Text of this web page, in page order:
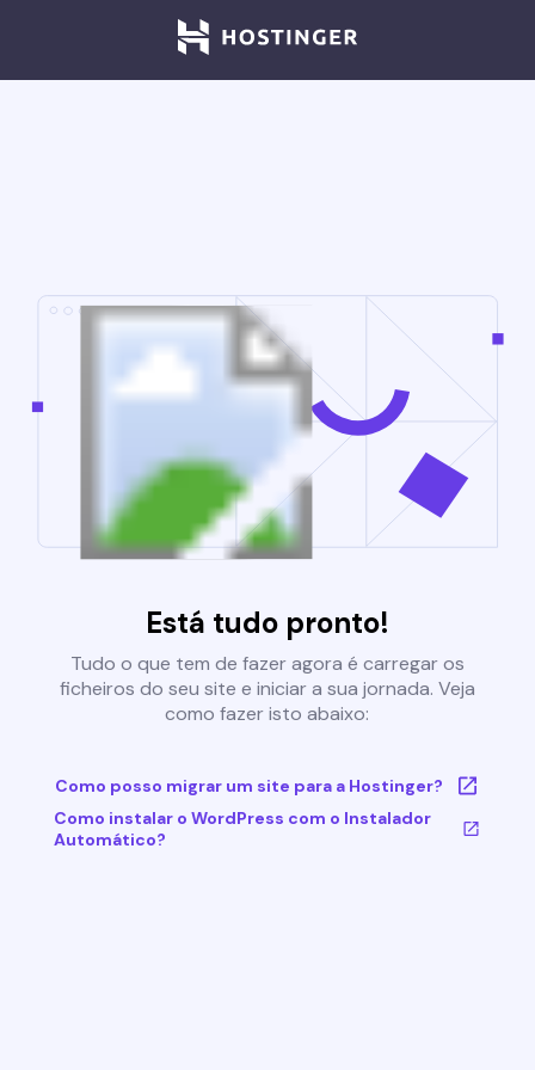
Está tudo pronto!
Tudo o que tem de fazer agora é carregar os
ficheiros do seu site e iniciar a sua jornada. Veja
como fazer isto abaixo:
Como posso migrar um site para a Hostinger?
Como instalar o WordPress com o Instalador
Automático?